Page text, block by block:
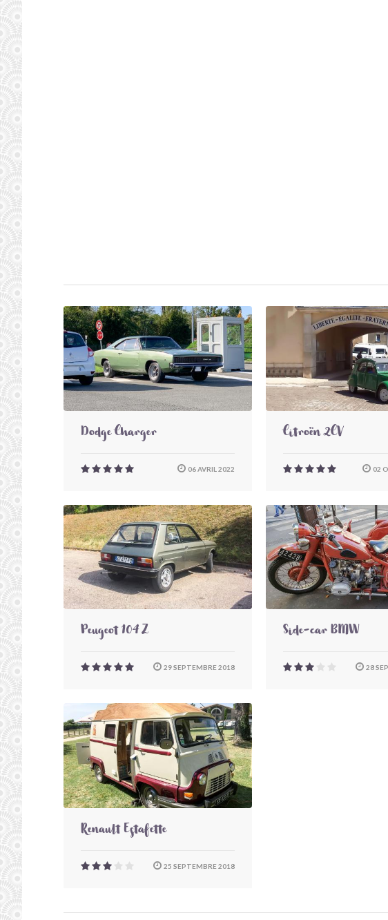
Dodge Charger
06 AVRIL 2022
Citroën 2CV
02
Peugeot 104 Z
29 SEPTEMBRE 2018
Side-car BMW
28
Renault Estafette
25 SEPTEMBRE 2018